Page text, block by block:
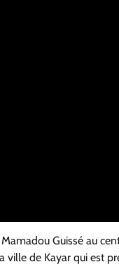
Guissé au
de Kayar qui est